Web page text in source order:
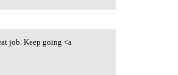
job. Keep going <a